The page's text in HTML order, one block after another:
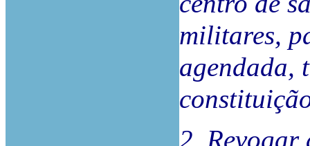
militares,
agendada,
2. Revogar